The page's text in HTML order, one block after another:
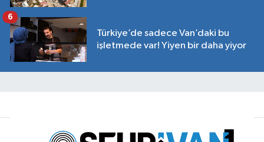
Türkiye’de sadece Van’daki bu
işletmede var! Yiyen bir daha yiyor
6